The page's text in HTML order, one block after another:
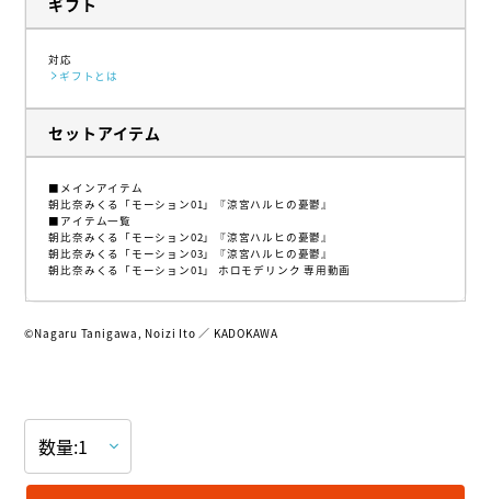
ギフト
対応
ギフトとは
セットアイテム
■メインアイテム
朝比奈みくる「モーション01」『涼宮ハルヒの憂鬱』
■アイテム一覧
朝比奈みくる「モーション02」『涼宮ハルヒの憂鬱』
朝比奈みくる「モーション03」『涼宮ハルヒの憂鬱』
朝比奈みくる「モーション01」 ホロモデリンク 専用動画
©︎Nagaru Tanigawa, Noizi Ito ／ KADOKAWA